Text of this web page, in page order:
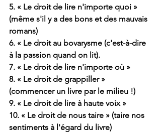
5. « Le droit de lire n'importe quoi »
(même s'il y a des bons et des mauvais
romans)
6. « Le droit au bovarysme (c'est-à-dire
à la passion quand on lit).
7. « Le droit de lire n'importe où »
8. « Le droit de grappiller »
(commencer un livre par le milieu !)
9. « Le droit de lire à haute voix »
10. « Le droit de nous taire » (taire nos
sentiments à l'égard du livre)